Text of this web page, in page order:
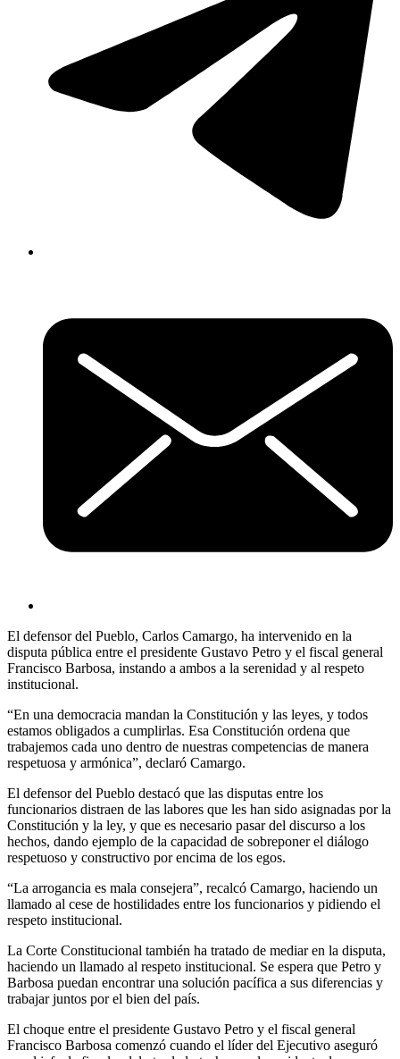
El defensor del Pueblo, Carlos Camargo, ha intervenido en la
disputa pública entre el presidente Gustavo Petro y el fiscal general
Francisco Barbosa, instando a ambos a la serenidad y al respeto
institucional.
“En una democracia mandan la Constitución y las leyes, y todos
estamos obligados a cumplirlas. Esa Constitución ordena que
trabajemos cada uno dentro de nuestras competencias de manera
respetuosa y armónica”, declaró Camargo.
El defensor del Pueblo destacó que las disputas entre los
funcionarios distraen de las labores que les han sido asignadas por la
Constitución y la ley, y que es necesario pasar del discurso a los
hechos, dando ejemplo de la capacidad de sobreponer el diálogo
respetuoso y constructivo por encima de los egos.
“La arrogancia es mala consejera”, recalcó Camargo, haciendo un
llamado al cese de hostilidades entre los funcionarios y pidiendo el
respeto institucional.
La Corte Constitucional también ha tratado de mediar en la disputa,
haciendo un llamado al respeto institucional. Se espera que Petro y
Barbosa puedan encontrar una solución pacífica a sus diferencias y
trabajar juntos por el bien del país.
El choque entre el presidente Gustavo Petro y el fiscal general
Francisco Barbosa comenzó cuando el líder del Ejecutivo aseguró